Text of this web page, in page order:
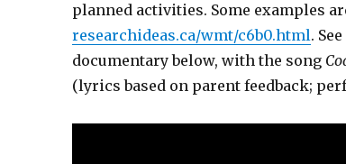
planned activities. Some examples
researchideas.ca/wmt/c6b0.html.
documentary below, with the song
(lyrics based on parent feedback;